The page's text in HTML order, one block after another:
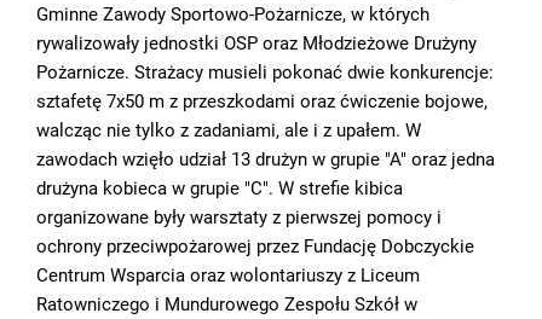
Gminne Zawody Sportowo-Pożarnicze, w których
rywalizowały jednostki OSP oraz Młodzieżowe Drużyny
Pożarnicze. Strażacy musieli pokonać dwie konkurencje:
sztafetę 7x50 m z przeszkodami oraz ćwiczenie bojowe,
walcząc nie tylko z zadaniami, ale i z upałem. W
zawodach wzięło udział 13 drużyn w grupie "A" oraz jedna
drużyna kobieca w grupie "C". W strefie kibica
organizowane były warsztaty z pierwszej pomocy i
ochrony przeciwpożarowej przez Fundację Dobczyckie
Centrum Wsparcia oraz wolontariuszy z Liceum
Ratowniczego i Mundurowego Zespołu Szkół w